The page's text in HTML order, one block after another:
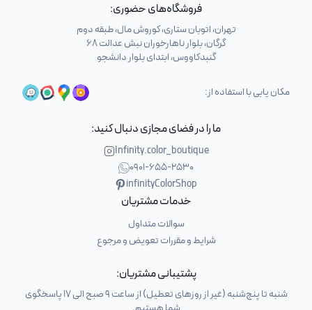
فروشگاه‌های حضوری:
تهران، اتوبان ستاری، کوروش مال، طبقه دوم
گرگان، بلوار ناهارخوران نبش عدالت 68
گنبدکاووس، ابتدای بلوار دانشجو
مکان یابی با استفاده از:
ما را در فضای مجازی دنبال کنید:
Infinity.color_boutique
0901-655-2530
infinityColorShop
خدمات مشتریان
سوالات متداول
شرایط و مقررات تعویض و مرجوع
پشتیبانی مشتریان:
شنبه تا پنج‌شنبه (غیر از روزهای تعطیل) از ساعت 9 صبح الی 17 پاسخگوی